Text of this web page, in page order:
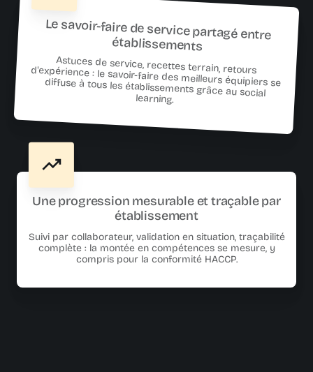
Le savoir-faire de service partagé entre
établissements
Astuces de service, recettes terrain, retours d'expérience : le savoir-faire des meilleurs équipiers se diffuse à tous les établissements grâce au social
learning.
Une progression mesurable et traçable par
établissement
Suivi par collaborateur, validation en situation, traçabilité
complète : la montée en compétences se mesure, y
compris pour la conformité HACCP.